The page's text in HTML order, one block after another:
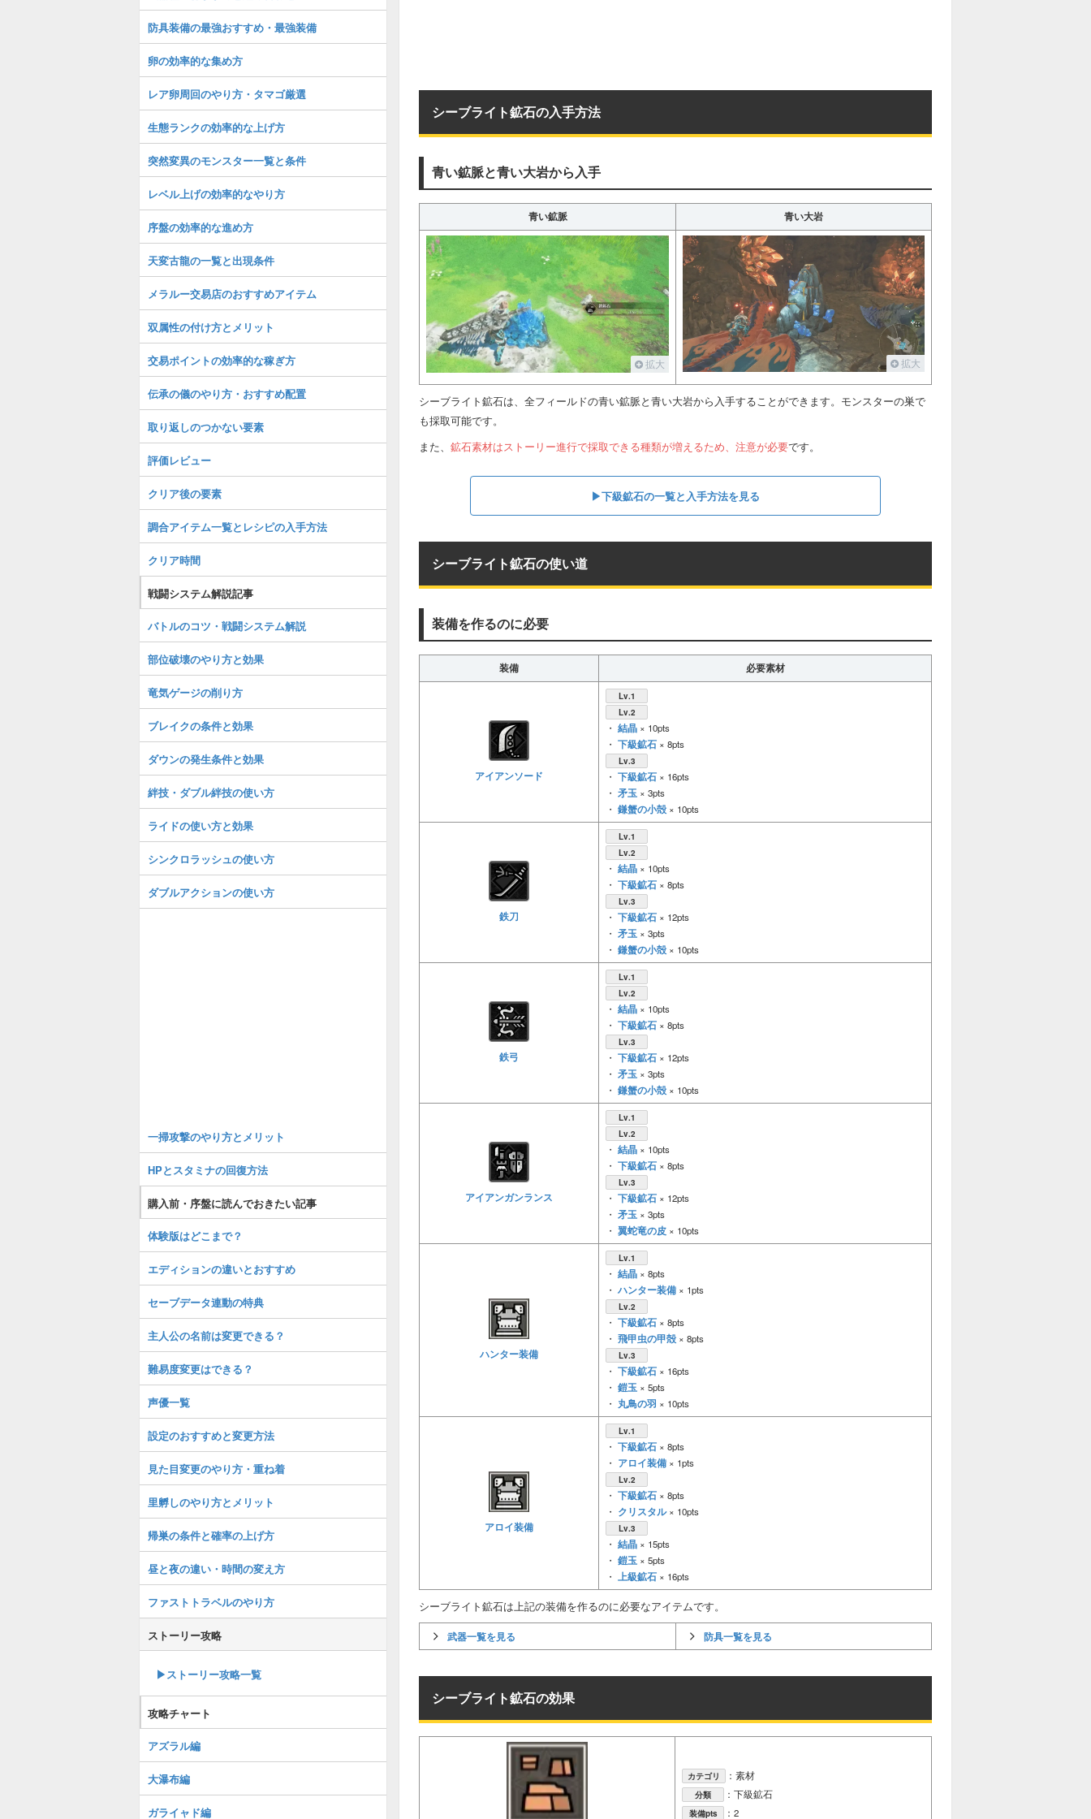
シーブライト鉱石の入手方法
青い鉱脈と青い大岩から入手
青い鉱脈 青い大岩
拡大 拡大
シーブライト鉱石は、全フィールドの青い鉱脈と青い大岩から入手することができます。モンスターの巣で
も採取可能です。
また、 鉱石素材はストーリー進行で採取できる種類が増えるため、注意が必要です。
▶︎下級鉱石の一覧と入手方法を見る
シーブライト鉱石の使い道
装備を作るのに必要
装備 必要素材
アイアンソード
Lv.1
Lv.2
・ 結晶 × 10pts
・ 下級鉱石 × 8pts
Lv.3
・ 下級鉱石 × 16pts
・ 矛玉 × 3pts
・ 鎌蟹の小殻 × 10pts
鉄刀
Lv.1
Lv.2
・ 結晶 × 10pts
・ 下級鉱石 × 8pts
Lv.3
・ 下級鉱石 × 12pts
・ 矛玉 × 3pts
・ 鎌蟹の小殻 × 10pts
鉄弓
Lv.1
Lv.2
・ 結晶 × 10pts
・ 下級鉱石 × 8pts
Lv.3
・ 下級鉱石 × 12pts
・ 矛玉 × 3pts
・ 鎌蟹の小殻 × 10pts
アイアンガンランス
Lv.1
Lv.2
・ 結晶 × 10pts
・ 下級鉱石 × 8pts
Lv.3
・ 下級鉱石 × 12pts
・ 矛玉 × 3pts
・ 翼蛇竜の皮 × 10pts
ハンター装備
Lv.1
・ 結晶 × 8pts
・ ハンター装備 × 1pts
Lv.2
・ 下級鉱石 × 8pts
・ 飛甲虫の甲殻 × 8pts
Lv.3
・ 下級鉱石 × 16pts
・ 鎧玉 × 5pts
・ 丸鳥の羽 × 10pts
アロイ装備
Lv.1
・ 下級鉱石 × 8pts
・ アロイ装備 × 1pts
Lv.2
・ 下級鉱石 × 8pts
・ クリスタル× 10pts
Lv.3
・ 結晶 × 15pts
・ 鎧玉 × 5pts
・ 上級鉱石 × 16pts
シーブライト鉱石は上記の装備を作るのに必要なアイテムです。
武器一覧を見る 防具一覧を見る
シーブライト鉱石の効果
カテゴリ ：素材
分類 ：下級鉱石
装備pts ：2
防具装備の最強おすすめ・最強装備
卵の効率的な集め方
レア卵周回のやり方・タマゴ厳選
生態ランクの効率的な上げ方
突然変異のモンスター一覧と条件
レベル上げの効率的なやり方
序盤の効率的な進め方
天変古龍の一覧と出現条件
メラルー交易店のおすすめアイテム
双属性の付け方とメリット
交易ポイントの効率的な稼ぎ方
伝承の儀のやり方・おすすめ配置
取り返しのつかない要素
評価レビュー
クリア後の要素
調合アイテム一覧とレシピの入手方法
クリア時間
戦闘システム解説記事
バトルのコツ・戦闘システム解説
部位破壊のやり方と効果
竜気ゲージの削り方
ブレイクの条件と効果
ダウンの発生条件と効果
絆技・ダブル絆技の使い方
ライドの使い方と効果
シンクロラッシュの使い方
ダブルアクションの使い方
一掃攻撃のやり方とメリット
HPとスタミナの回復方法
購入前・序盤に読んでおきたい記事
体験版はどこまで？
エディションの違いとおすすめ
セーブデータ連動の特典
主人公の名前は変更できる？
難易度変更はできる？
声優一覧
設定のおすすめと変更方法
見た目変更のやり方・重ね着
里孵しのやり方とメリット
帰巣の条件と確率の上げ方
昼と夜の違い・時間の変え方
ファストトラベルのやり方
ストーリー攻略
▶︎ストーリー攻略一覧
攻略チャート
アズラル編
大瀑布編
ガライャド編